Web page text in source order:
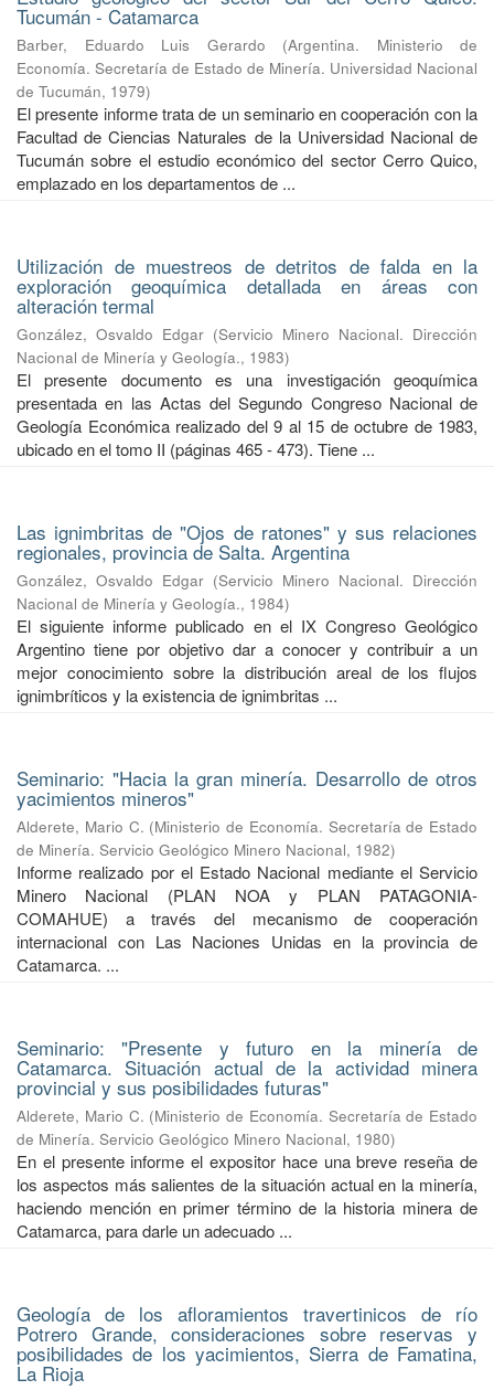
Tucumán - Catamarca
Barber, Eduardo Luis Gerardo (Argentina. Ministerio de
Economía. Secretaría de Estado de Minería. Universidad Nacional
de Tucumán, 1979)
El presente informe trata de un seminario en cooperación con la
Facultad de Ciencias Naturales de la Universidad Nacional de
Tucumán sobre el estudio económico del sector Cerro Quico,
emplazado en los departamentos de ...
Utilización de muestreos de detritos de falda en la
exploración geoquímica detallada en áreas con
alteración termal
González, Osvaldo Edgar (Servicio Minero Nacional. Dirección
Nacional de Minería y Geología., 1983)
El presente documento es una investigación geoquímica
presentada en las Actas del Segundo Congreso Nacional de
Geología Económica realizado del 9 al 15 de octubre de 1983,
ubicado en el tomo II (páginas 465 - 473). Tiene ...
Las ignimbritas de "Ojos de ratones" y sus relaciones
regionales, provincia de Salta. Argentina
González, Osvaldo Edgar (Servicio Minero Nacional. Dirección
Nacional de Minería y Geología., 1984)
El siguiente informe publicado en el IX Congreso Geológico
Argentino tiene por objetivo dar a conocer y contribuir a un
mejor conocimiento sobre la distribución areal de los flujos
ignimbríticos y la existencia de ignimbritas ...
Seminario: "Hacia la gran minería. Desarrollo de otros
yacimientos mineros"
Alderete, Mario C. (Ministerio de Economía. Secretaría de Estado
de Minería. Servicio Geológico Minero Nacional, 1982)
Informe realizado por el Estado Nacional mediante el Servicio
Minero Nacional (PLAN NOA y PLAN PATAGONIA-
COMAHUE) a través del mecanismo de cooperación
internacional con Las Naciones Unidas en la provincia de
Catamarca. ...
Seminario: "Presente y futuro en la minería de
Catamarca. Situación actual de la actividad minera
provincial y sus posibilidades futuras"
Alderete, Mario C. (Ministerio de Economía. Secretaría de Estado
de Minería. Servicio Geológico Minero Nacional, 1980)
En el presente informe el expositor hace una breve reseña de
los aspectos más salientes de la situación actual en la minería,
haciendo mención en primer término de la historia minera de
Catamarca, para darle un adecuado ...
Geología de los afloramientos travertinicos de río
Potrero Grande, consideraciones sobre reservas y
posibilidades de los yacimientos, Sierra de Famatina,
La Rioja